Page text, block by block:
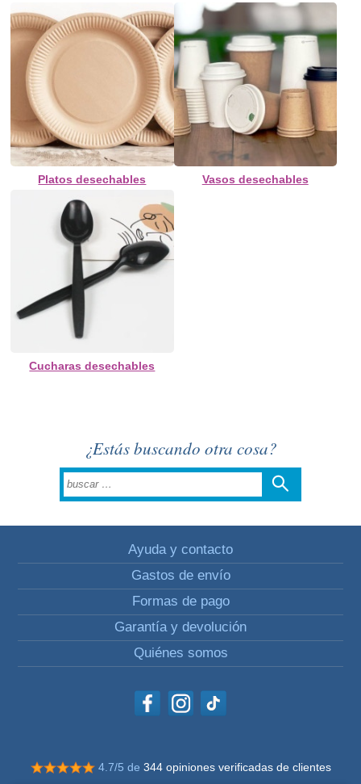
Platos desechables Vasos desechables
Cucharas desechables
¿Estás buscando otra cosa?
Ayuda y contacto
Gastos de envío
Formas de pago
Garantía y devolución
Quiénes somos
4.7/5 de 344 opiniones verificadas de clientes